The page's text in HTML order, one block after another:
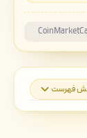
فهرست